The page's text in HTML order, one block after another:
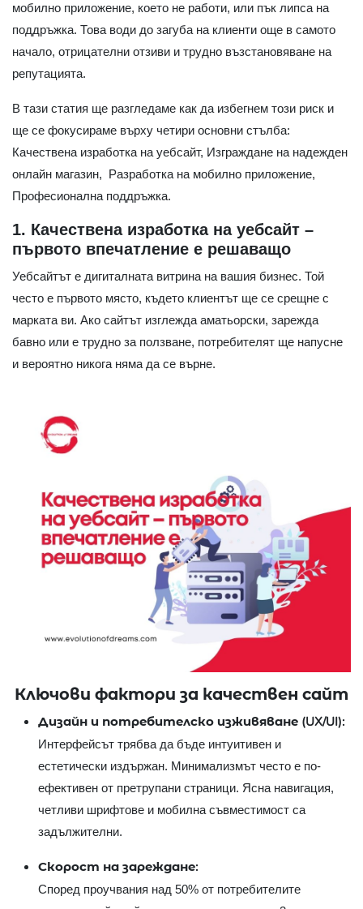
мобилно приложение, което не работи, или пък липса на
поддръжка. Това води до загуба на клиенти още в самото
начало, отрицателни отзиви и трудно възстановяване на
репутацията.
В тази статия ще разгледаме как да избегнем този риск и
ще се фокусираме върху четири основни стълба:
Качествена изработка на уебсайт, Изграждане на надежден
онлайн магазин, Разработка на мобилно приложение,
Професионална поддръжка.
1. Качествена изработка на уебсайт –
първото впечатление е решаващо
Уебсайтът е дигиталната витрина на вашия бизнес. Той
често е първото място, където клиентът ще се срещне с
марката ви. Ако сайтът изглежда аматьорски, зарежда
бавно или е трудно за ползване, потребителят ще напусне
и вероятно никога няма да се върне.
Ключови фактори за качествен сайт
Дизайн и потребителско изживяване (UX/UI):
Интерфейсът трябва да бъде интуитивен и
естетически издържан. Минимализмът често е по-
ефективен от претрупани страници. Ясна навигация,
четливи шрифтове и мобилна съвместимост са
задължителни.
Скорост на зареждане:
Според проучвания над 50% от потребителите